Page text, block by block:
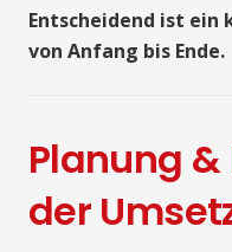
Entscheidend ist
von Anfang bis Ende.
Planung
der